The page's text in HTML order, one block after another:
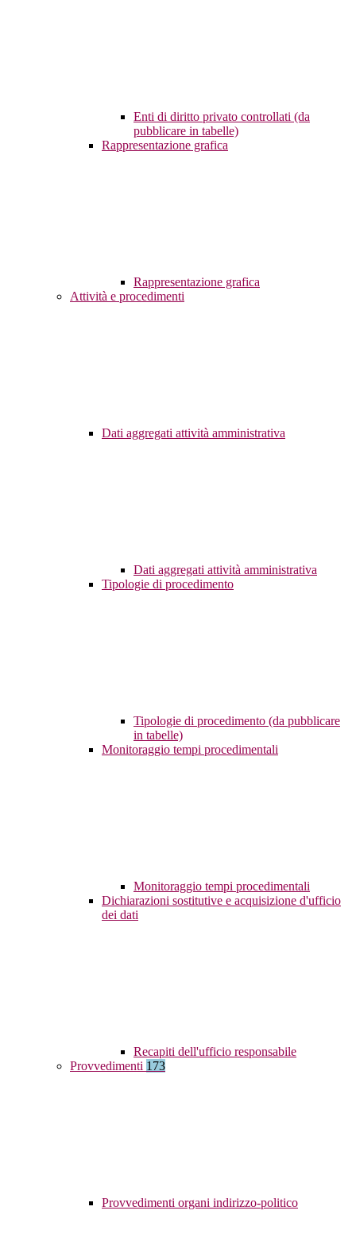
Enti di diritto privato controllati (da
pubblicare in tabelle)
Rappresentazione grafica
Rappresentazione grafica
Attività e procedimenti
Dati aggregati attività amministrativa
Dati aggregati attività amministrativa
Tipologie di procedimento
Tipologie di procedimento (da pubblicare
in tabelle)
Monitoraggio tempi procedimentali
Monitoraggio tempi procedimentali
Dichiarazioni sostitutive e acquisizione d'ufficio
dei dati
Recapiti dell'ufficio responsabile
Provvedimenti 173
Provvedimenti organi indirizzo-politico